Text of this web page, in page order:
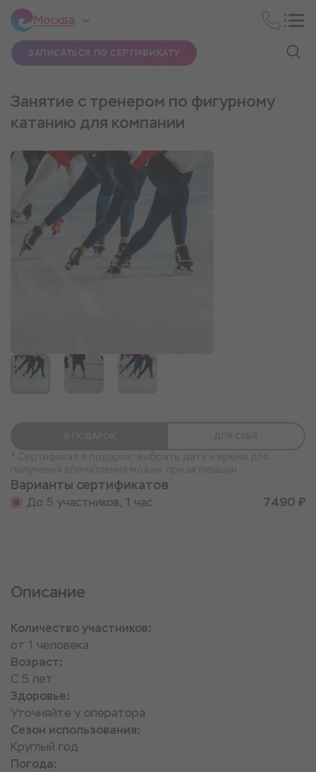
Москва
ЗАПИСАТЬСЯ ПО СЕРТИФИКАТУ
Занятие с тренером по фигурному
катанию для компании
Варианты сертификатов
До 5 участников, 1 час 7490 ₽
Описание
Количество участников:
от 1 человека
Возраст:
С 5 лет
Здоровье:
Уточняйте у оператора
Сезон использования:
Круглый год
Погода: